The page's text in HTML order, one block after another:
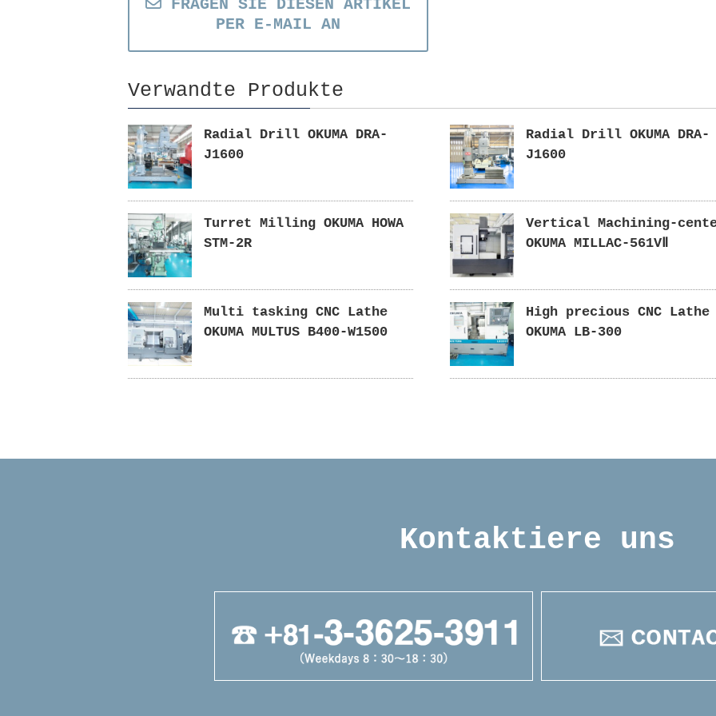
FRAGEN SIE DIESEN ARTIKEL
PER E-MAIL AN
Verwandte Produkte
Radial Drill OKUMA DRA-
J1600
Radial Drill OKUMA DRA-
J1600
Turret Milling OKUMA HOWA
STM-2R
Vertical Machining-
OKUMA MILLAC-561VⅡ
Multi tasking CNC Lathe
OKUMA MULTUS B400-W1500
High precious CNC Lathe
OKUMA LB-300
Kontaktiere uns